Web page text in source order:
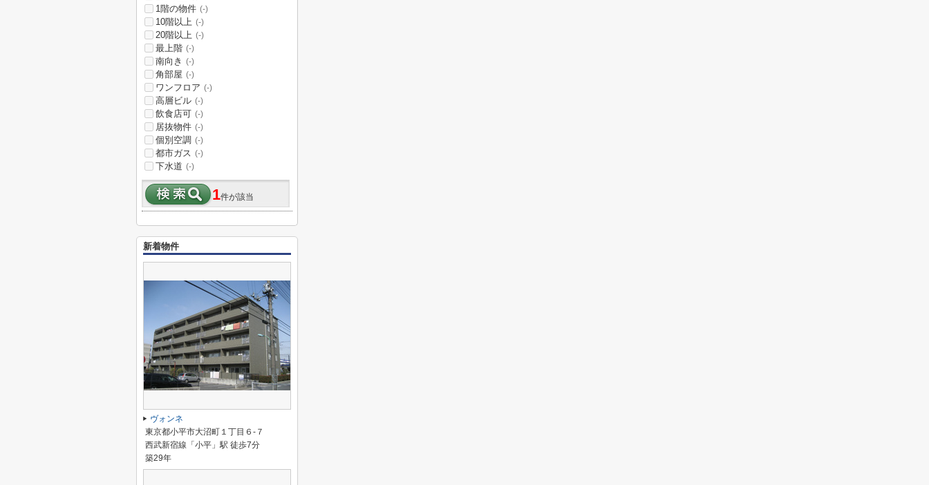
1階の物件 (-)
10階以上 (-)
20階以上 (-)
最上階 (-)
南向き (-)
角部屋 (-)
ワンフロア (-)
高層ビル (-)
飲食店可 (-)
居抜物件 (-)
個別空調 (-)
都市ガス (-)
下水道 (-)
1件が該当
新着物件
ヴォンネ
東京都小平市大沼町１丁目６-７
西武新宿線「小平」駅 徒歩7分
築29年